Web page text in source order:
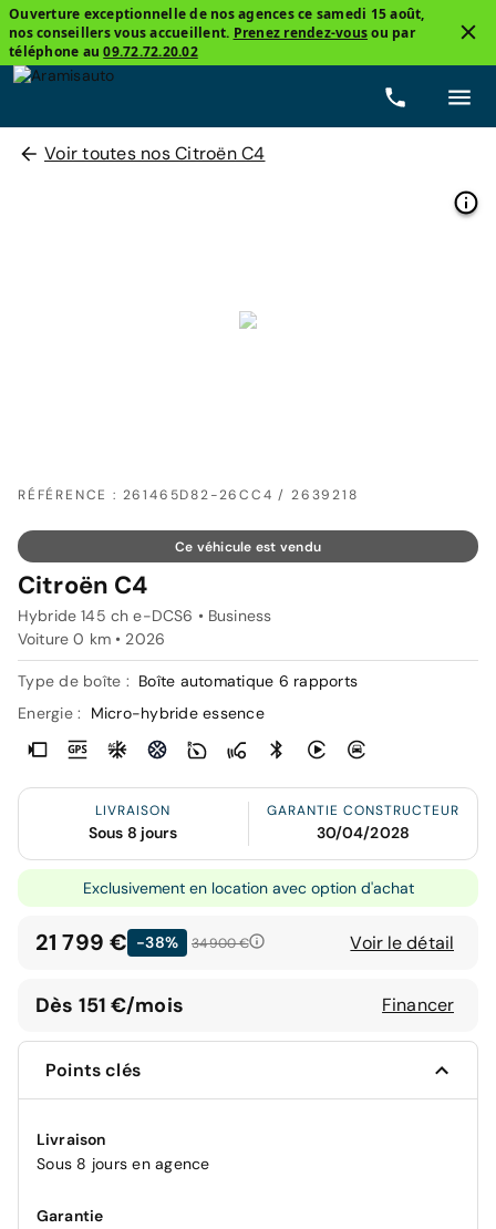
Ouverture exceptionnelle de nos agences ce samedi 15 août,
nos conseillers vous accueillent. Prenez rendez-vousou par
téléphone au09.72.72.20.02
Voir toutes nos Citroën C4
RÉFÉRENCE : 261465D82-26CC4 / 2639218
Ce véhicule est vendu
Citroën C4
Hybride 145 ch e-DCS6 • Business
Voiture 0 km • 2026
Type de boîte : Boîte automatique 6 rapports
Energie :
Micro-hybride essence
LIVRAISON
Sous 8 jours
GARANTIE CONSTRUCTEUR
30/04/2028
Exclusivement en location avec option d'achat
21 799 € -38% 34 900 € Voir le détail
Dès 151 €/mois Financer
Points clés
Livraison
Sous 8 jours en agence
Garantie